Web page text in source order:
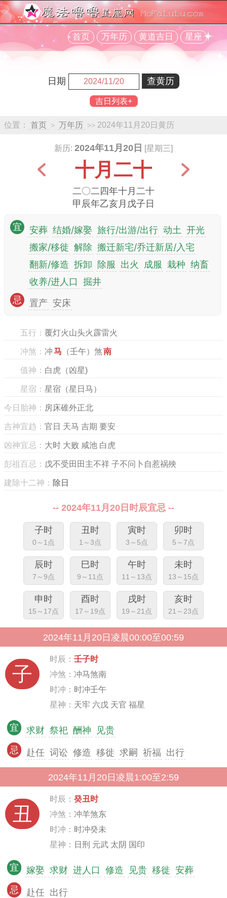
首页 万年历 黄道吉日 星座
日期
吉日列表+
位置： 首页 > 万年历 >> 2024年11月20日黄历
新历: 2024年11月20日 [星期三]
十月二十
二〇二四年十月二十
甲辰年乙亥月戊子日
宜 安葬 结婚/嫁娶 旅行/出游/出行 动土 开光
搬家/移徙 解除 搬迁新宅/乔迁新居/入宅
翻新/修造 拆卸 除服 出火 成服 栽种 纳畜
收养/进人口
掘井
忌 置产 安床
五行： 覆灯火山头火霹雷火
冲煞： 冲马 （壬午）煞南
值神： 白虎（凶星)
星宿： 星宿（星日马）
今日胎神： 房床碓外正北
吉神宜趋： 官日 天马 吉期 要安
凶神宜忌： 大时 大败 咸池 白虎
彭祖百忌： 戊不受田田主不祥 子不问卜自惹祸殃
建除十二神： 除日
-- 2024年11月20日时辰宜忌 --
子时
0～1点
丑时
1～3点
寅时
3～5点
卯时
5～7点
辰时
7～9点
巳时
9～11点
午时
11～13点
未时
13～15点
申时
15～17点
酉时
17～19点
戌时
19～21点
亥时
21～23点
2024年11月20日凌晨00:00至00:59
子
时辰： 壬子时
冲煞： 冲马煞南
时冲： 时冲壬午
星神： 天牢 六戊 天官 福星
宜 求财 祭祀 酬神 见贵
忌 赴任 词讼 修造 移徙 求嗣 祈福 出行
2024年11月20日凌晨1:00至2:59
丑
时辰： 癸丑时
冲煞： 冲羊煞东
时冲： 时冲癸未
星神： 日刑 元武 太阴 国印
宜 嫁娶 求财 进人口 修造 见贵 移徙 安葬
忌 赴任 出行